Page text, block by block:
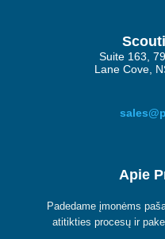
Suite 163,
Lane Cove,
Apie
Padedame įmonėms
atitikties procesų ir